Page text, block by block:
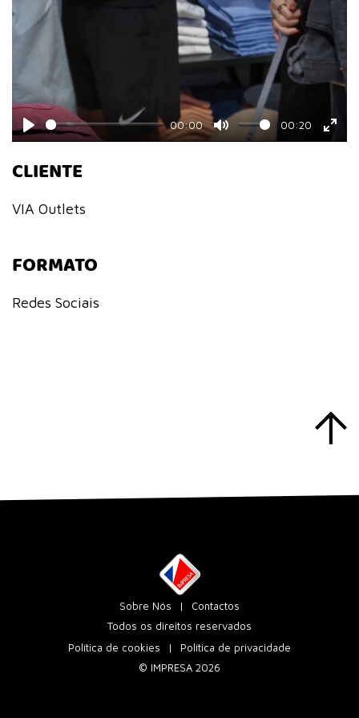
Play
00:00
Mute
00:20
CLIENTE
VIA Outlets
FORMATO
Redes Sociais
Sobre Nós
Contactos
Todos os direitos reservados
Política de cookies
Política de privacidade
© IMPRESA 2026